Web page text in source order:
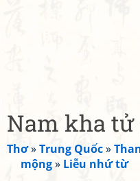
Nam kha tử
Thơ»Trung Quốc»
mộng» Liễu nhứ từ